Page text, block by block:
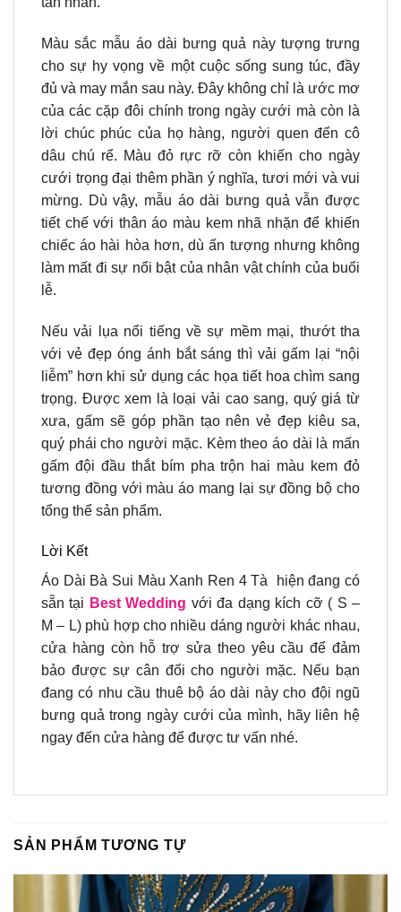
Màu sắc mẫu áo dài bưng quả này tượng trưng
cho sự hy vọng về một cuộc sống sung túc, đầy
đủ và may mắn sau này. Đây không chỉ là ước mơ
của các cặp đôi chính trong ngày cưới mà còn là
lời chúc phúc của họ hàng, người quen đến cô
dâu chú rể. Màu đỏ rực rỡ còn khiến cho ngày
cưới trọng đại thêm phần ý nghĩa, tươi mới và vui
mừng. Dù vậy, mẫu áo dài bưng quả vẫn được
tiết chế với thân áo màu kem nhã nhặn để khiến
chiếc áo hài hòa hơn, dù ấn tượng nhưng không
làm mất đi sự nổi bật của nhân vật chính của buổi
lễ.
Nếu vải lụa nổi tiếng về sự mềm mại, thướt tha
với vẻ đẹp óng ánh bắt sáng thì vải gấm lại “nội
liễm” hơn khi sử dụng các họa tiết hoa chìm sang
trọng. Được xem là loại vải cao sang, quý giá từ
xưa, gấm sẽ góp phần tạo nên vẻ đẹp kiêu sa,
quý phái cho người mặc. Kèm theo áo dài là mấn
gấm đội đầu thắt bím pha trộn hai màu kem đỏ
tương đồng với màu áo mang lại sự đồng bộ cho
tổng thể sản phẩm.
Lời Kết
Áo Dài Bà Sui Màu Xanh Ren 4 Tà hiện đang có
sẵn tại Best Wedding với đa dạng kích cỡ ( S –
M – L) phù hợp cho nhiều dáng người khác nhau,
cửa hàng còn hỗ trợ sửa theo yêu cầu để đảm
bảo được sự cân đối cho người mặc. Nếu bạn
đang có nhu cầu thuê bộ áo dài này cho đội ngũ
bưng quả trong ngày cưới của mình, hãy liên hệ
ngay đến cửa hàng để được tư vấn nhé.
SẢN PHẨM TƯƠNG TỰ